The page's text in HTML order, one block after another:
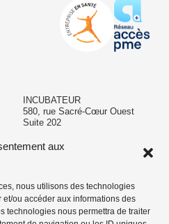
aux
nous utilisons des technologies
ou accéder aux informations des
technologies nous permettra de traiter
INCUBATEUR
580, rue Sacré-Cœur Ouest
Suite 202
incubateur@almalacsaintjean.ca